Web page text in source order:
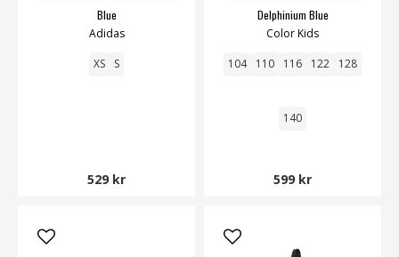
Blue
Adidas
XS S
529 kr
Delphinium Blue
Color Kids
104 110 116 122 128
140
599 kr